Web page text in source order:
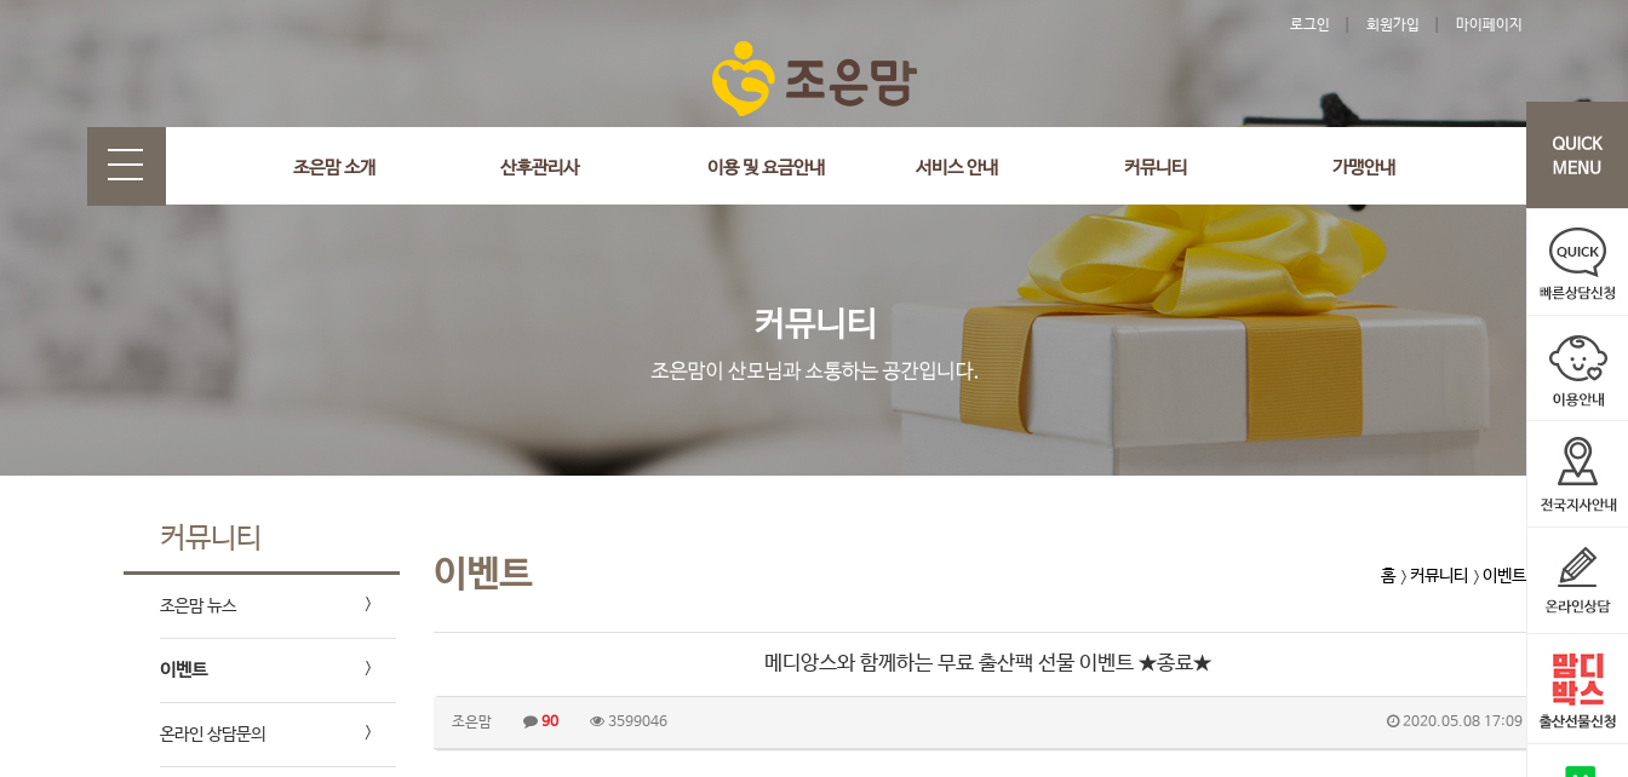
로그인 회원가입 마이페이지
조은맘 소개 산후관리사 이용 및 요금안내 서비스 안내 커뮤니티 가맹안내
커뮤니티
조은맘 뉴스
이벤트
온라인 상담문의
이벤트 홈 커뮤니티 이벤트
메디앙스와 함께하는 무료 출산팩 선물 이벤트 ★종료★
조은맘 90 3599046 2020.05.08 17:09